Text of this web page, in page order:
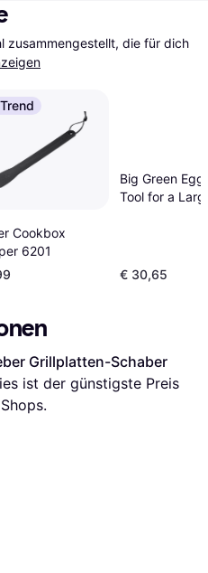
zusammengestellt, die für dich
Cookbox
6201
Big Green Egg
Tool for a
€ 30,65
Grillplatten-Schaber
ist der günstigste Preis